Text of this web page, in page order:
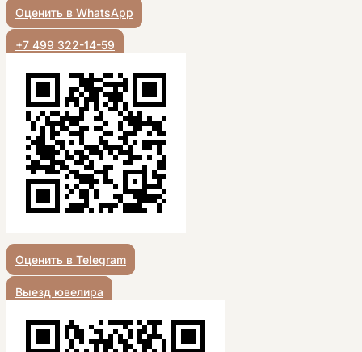
Оценить в WhatsApp
+7 499 322-14-59
Оценить в Telegram
Выезд ювелира